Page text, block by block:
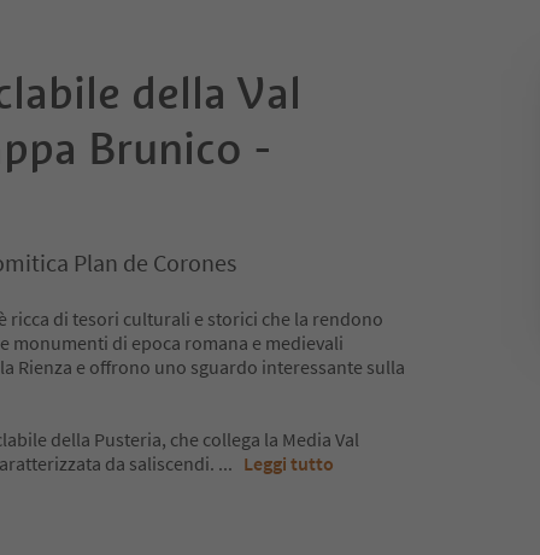
della Val
Brunico -
Plan de Corones
ricca di tesori culturali e storici che la rendono
monumenti di epoca romana e medievali
Rienza e offrono uno sguardo interessante sulla
della Pusteria, che collega la Media Val
da saliscendi. ... Leggi tutto